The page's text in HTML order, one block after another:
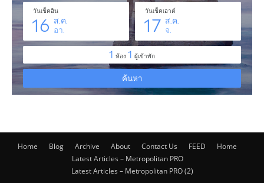
Home Blog Archive About Contact Us FEED
Home
Latest Articles – Metropolitan PRO
Latest Articles – Metropolitan PRO (2)